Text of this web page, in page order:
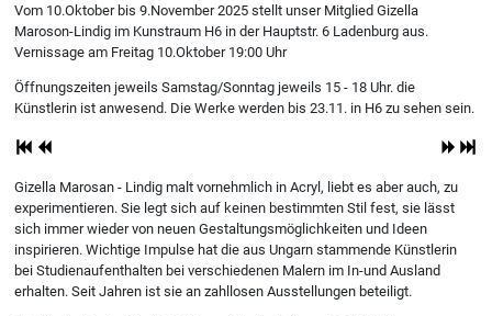
Vom 10.Oktober bis 9.November 2025 stellt unser Mitglied Gizella
Maroson-Lindig im Kunstraum H6 in der Hauptstr. 6 Ladenburg aus.
Vernissage am Freitag 10.Oktober 19:00 Uhr
Öffnungszeiten jeweils Samstag/Sonntag jeweils 15 - 18 Uhr. die
Künstlerin ist anwesend. Die Werke werden bis 23.11. in H6 zu sehen sein.
Gizella Marosan - Lindig malt vornehmlich in Acryl, liebt es aber auch, zu
experimentieren. Sie legt sich auf keinen bestimmten Stil fest, sie lässt
sich immer wieder von neuen Gestaltungsmöglichkeiten und Ideen
inspirieren. Wichtige Impulse hat die aus Ungarn stammende Künstlerin
bei Studienaufenthalten bei verschiedenen Malern im In-und Ausland
erhalten. Seit Jahren ist sie an zahllosen Ausstellungen beteiligt.